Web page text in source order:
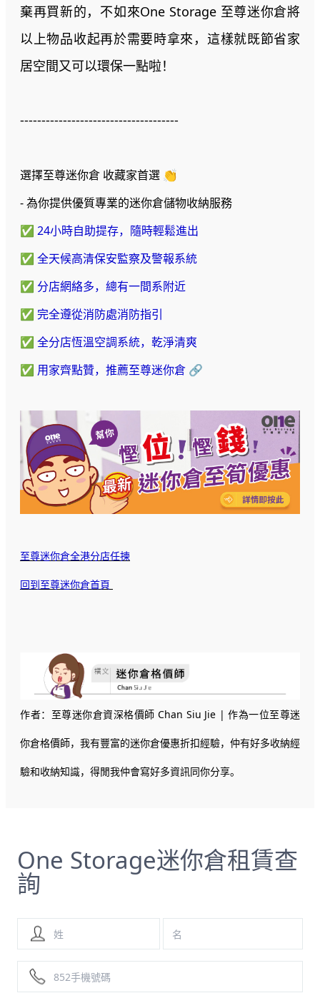
棄再買新的，不如來One Storage 至尊迷你倉將
以上物品收起再於需要時拿來，這樣就既節省家
居空間又可以環保一點啦！
-------------------------------------
選擇至尊迷你倉 收藏家首選 👏
- 為你提供優質專業的迷你倉儲物收納服務
✅ 24小時自助提存，隨時輕鬆進出
✅ 全天候高清保安監察及警報系統
✅ 分店網絡多，總有一間系附近
✅ 完全遵從消防處消防指引
✅ 全分店恆溫空調系統，乾淨清爽
✅ 用家齊點贊，推薦至尊迷你倉 🔗
至尊迷你倉全港分店任揀
回到至尊迷你倉首頁
作者：至尊迷你倉資深格價師 Chan Siu Jie | 作為一位至尊迷
你倉格價師，我有豐富的迷你倉優惠折扣經驗，仲有好多收納經
驗和收納知識，得閒我仲會寫好多資訊同你分享。
One Storage迷你倉租賃查
詢